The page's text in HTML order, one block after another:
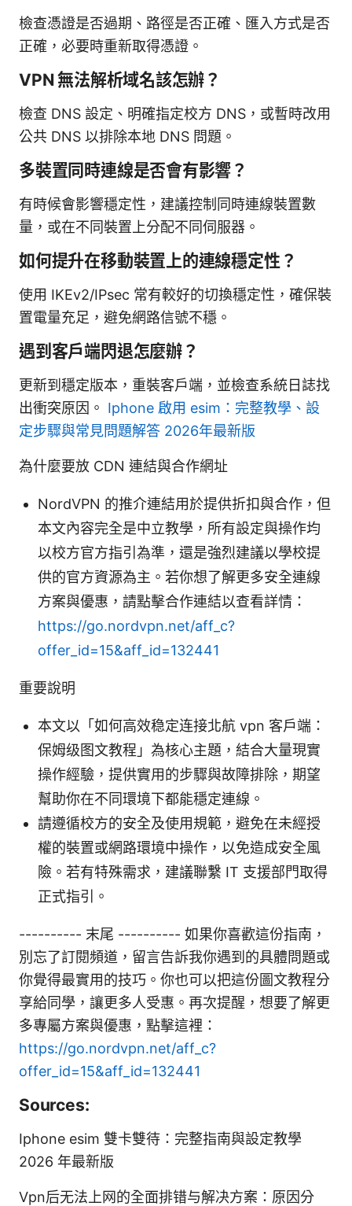
檢查憑證是否過期、路徑是否正確、匯入方式是否
正確，必要時重新取得憑證。
VPN 無法解析域名該怎辦？
檢查 DNS 設定、明確指定校方 DNS，或暫時改用
公共 DNS 以排除本地 DNS 問題。
多裝置同時連線是否會有影響？
有時候會影響穩定性，建議控制同時連線裝置數
量，或在不同裝置上分配不同伺服器。
如何提升在移動裝置上的連線穩定性？
使用 IKEv2/IPsec 常有較好的切換穩定性，確保裝
置電量充足，避免網路信號不穩。
遇到客戶端閃退怎麼辦？
更新到穩定版本，重裝客戶端，並檢查系統日誌找
出衝突原因。 Iphone 啟用 esim：完整教學、設
定步驟與常見問題解答 2026年最新版
為什麼要放 CDN 連結與合作網址
NordVPN 的推介連結用於提供折扣與合作，但
本文內容完全是中立教學，所有設定與操作均
以校方官方指引為準，還是強烈建議以學校提
供的官方資源為主。若你想了解更多安全連線
方案與優惠，請點擊合作連結以查看詳情：
https://go.nordvpn.net/aff_c?
offer_id=15&aff_id=132441
重要說明
本文以「如何高效稳定连接北航 vpn 客户端：
保姆级图文教程」為核心主題，結合大量現實
操作經驗，提供實用的步驟與故障排除，期望
幫助你在不同環境下都能穩定連線。
請遵循校方的安全及使用規範，避免在未經授
權的裝置或網路環境中操作，以免造成安全風
險。若有特殊需求，建議聯繫 IT 支援部門取得
正式指引。
---------- 末尾 ---------- 如果你喜歡這份指南，
別忘了訂閱頻道，留言告訴我你遇到的具體問題或
你覺得最實用的技巧。你也可以把這份圖文教程分
享給同學，讓更多人受惠。再次提醒，想要了解更
多專屬方案與優惠，點擊這裡：
https://go.nordvpn.net/aff_c?
offer_id=15&aff_id=132441
Sources:
Iphone esim 雙卡雙待：完整指南與設定教學
2026 年最新版
Vpn后无法上网的全面排错与解决方案：原因分